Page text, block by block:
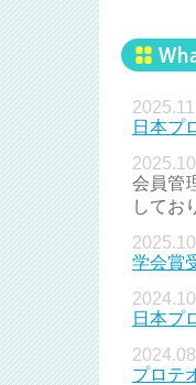
日本プ
会員管
してお
学会賞
日本プ
プロテ